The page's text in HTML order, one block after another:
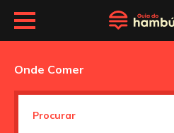
Onde Comer
Procurar